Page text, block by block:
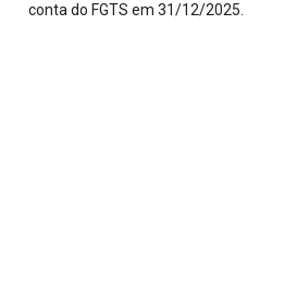
conta do FGTS em 31/12/2025.